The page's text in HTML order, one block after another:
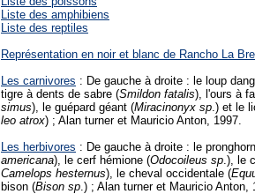
Liste des amphibiens
Liste des reptiles
Représentation en noir et blanc de Rancho La
Les carnivores : De gauche à droite : le loup
tigre à dents de sabre (Smildon fatalis), l'ours à
simus), le guépard géant (Miracinonyx sp.) et le
leo atrox) ; Alan turner et Mauricio Anton, 1997.
Les herbivores : De gauche à droite : le
americana), le cerf hémione (Odocoileus sp.), le
Camelops hesternus), le cheval occidentale (
bison (Bison sp.) ; Alan turner et Mauricio Anton,